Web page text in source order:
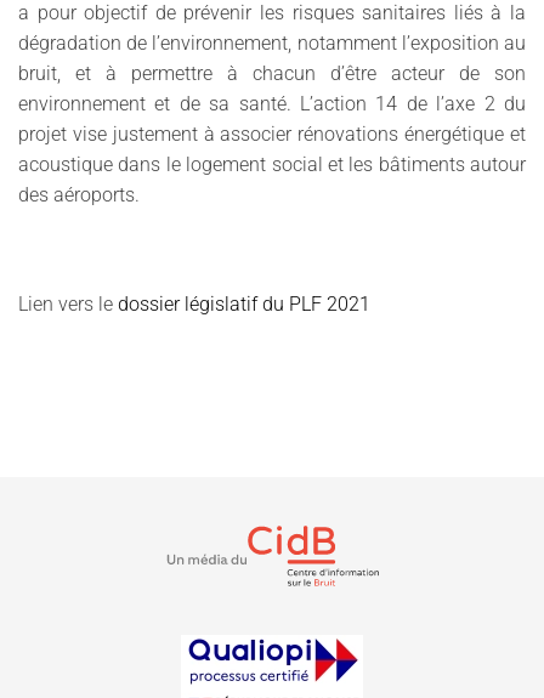
a pour objectif de prévenir les risques sanitaires liés à la
dégradation de l’environnement, notamment l’exposition au
bruit, et à permettre à chacun d’être acteur de son
environnement et de sa santé. L’action 14 de l’axe 2 du
projet vise justement à associer rénovations énergétique et
acoustique dans le logement social et les bâtiments autour
des aéroports.
Lien vers le dossier législatif du PLF 2021